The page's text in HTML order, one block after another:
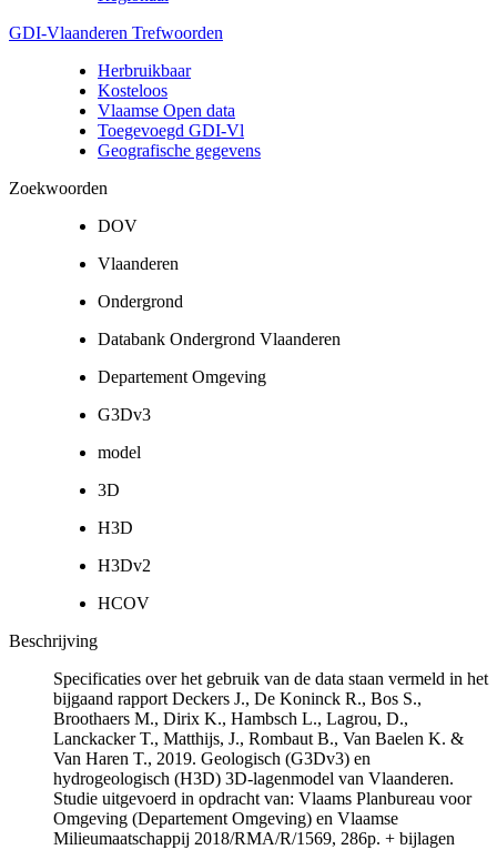
GDI-Vlaanderen Trefwoorden
Herbruikbaar
Kosteloos
Vlaamse Open data
Toegevoegd GDI-Vl
Geografische gegevens
Zoekwoorden
DOV
Vlaanderen
Ondergrond
Databank Ondergrond Vlaanderen
Departement Omgeving
G3Dv3
model
3D
H3D
H3Dv2
HCOV
Beschrijving
Specificaties over het gebruik van de data staan vermeld in het
bijgaand rapport Deckers J., De Koninck R., Bos S.,
Broothaers M., Dirix K., Hambsch L., Lagrou, D.,
Lanckacker T., Matthijs, J., Rombaut B., Van Baelen K. &
Van Haren T., 2019. Geologisch (G3Dv3) en
hydrogeologisch (H3D) 3D-lagenmodel van Vlaanderen.
Studie uitgevoerd in opdracht van: Vlaams Planbureau voor
Omgeving (Departement Omgeving) en Vlaamse
Milieumaatschappij 2018/RMA/R/1569, 286p. + bijlagen